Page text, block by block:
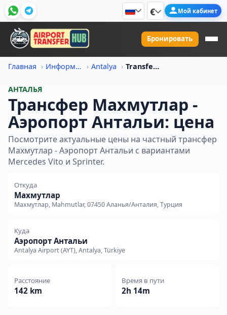
€ Мой кабинет
Бронировать
Главная Информация о ценах на трансфер Antalya Transfer Iz Makhmutlar V Aeroport Antali Tsena
АНТАЛЬЯ
Трансфер Махмутлар -
Аэропорт Антальи: цена
Посмотрите актуальные цены на частный трансфер
Махмутлар - Аэропорт Антальи с вариантами
Mercedes Vito и Sprinter.
Откуда
Махмутлар
Махмутлар, Mahmutlar, 07450 Аланья/Анталия, Турция
Куда
Аэропорт Антальи
Antalya Airport (AYT), Antalya, Türkiye
Расстояние
142 km
Время в пути
2h 14m